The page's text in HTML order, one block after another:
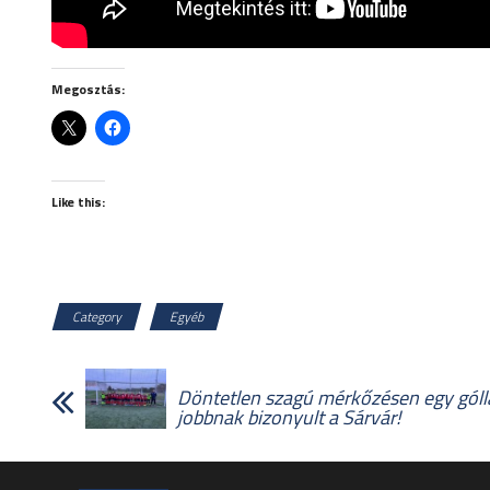
Megosztás:
Like this:
Category Egyéb
Döntetlen szagú mérkőzésen egy
jobbnak bizonyult a Sárvár!